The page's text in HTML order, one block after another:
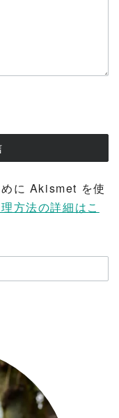
に Akismet を使
方法の詳細はこ